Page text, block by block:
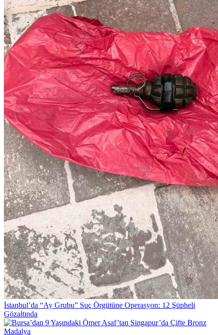
İstanbul’da “Ay Grubu” Suç Örgütüne Operasyon: 12 Şüpheli
Gözaltında